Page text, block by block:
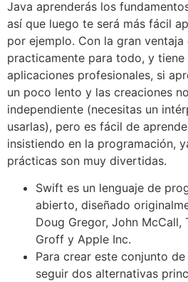
Java aprenderás los
así que luego te será más fácil
por ejemplo. Con la gran ventaja
practicamente para todo, y
aplicaciones profesionales, si
un poco lento y las creaciones
independiente (necesitas un
usarlas), pero es fácil de
insistiendo en la programación,
prácticas son muy divertidas.
Swift es un lenguaje de
abierto, diseñado
Doug Gregor, John McCall,
Groff y Apple Inc.
Para crear este conjunto
seguir dos alternativas